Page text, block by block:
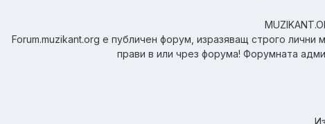
Forum.muzikant.org е публичен форум, изразяващ строго
прави в или чрез форума! Форумната